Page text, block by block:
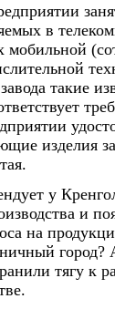
в
мобильной
такие
изделия
у
и
на
тягу к